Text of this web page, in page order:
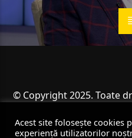
© Copyright 2025. Toate
Acest site folosește cookies
experiență utilizatorilor